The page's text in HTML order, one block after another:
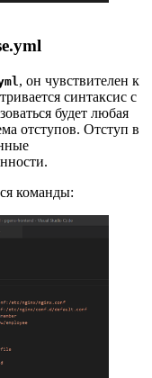
, он чувствителен к
синтаксис с
будет любая
отступов. Отступ в
команды: